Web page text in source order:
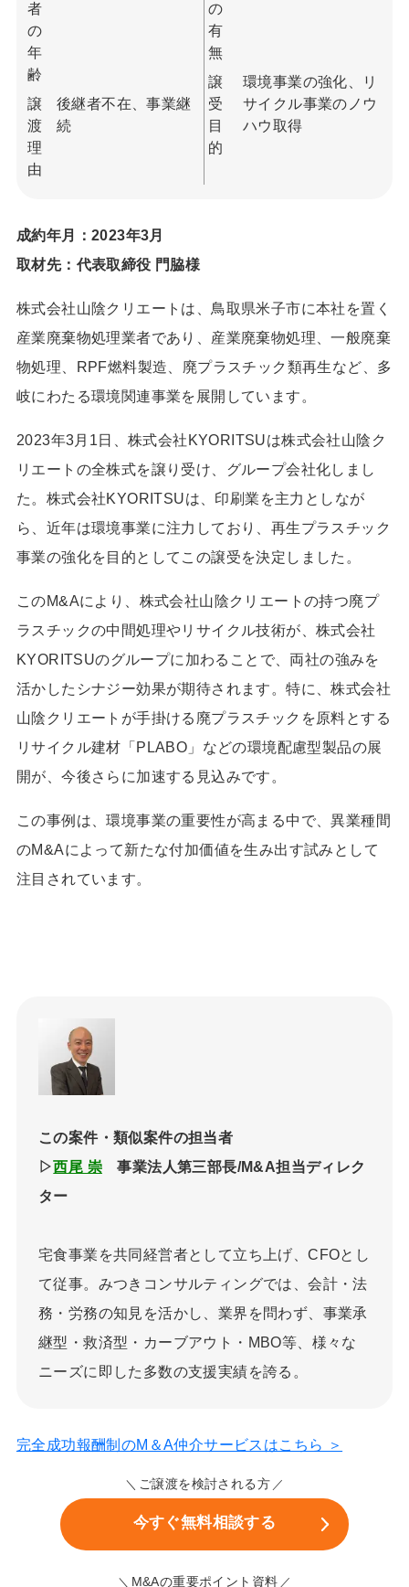
者
の
年
齢
譲
渡
理
由
後継者不在、事業継
続
の
有
無
譲
受
目
的
環境事業の強化、リ
サイクル事業のノウ
ハウ取得
成約年月：2023年3月
取材先：代表取締役 門脇様
株式会社山陰クリエートは、鳥取県米子市に本社を置く
産業廃棄物処理業者であり、産業廃棄物処理、一般廃棄
物処理、
RPF燃料製造、廃プラスチック類再生など、多
岐にわたる環境関連事業を展開しています。
2023年3月 1 日、株式会社 KYORITSUは株式会社山陰ク
リエートの全株式を譲り受け、グループ会社化しまし
た。株式会社KYORITSUは、印刷業を主力としなが
ら、近年は環境事業に注力しており、再生プラスチック
事業の強化を目的としてこの譲受を決定しました。
このM&Aにより、株式会社山陰クリエートの持つ廃プ
ラスチックの中間処理やリサイクル技術が、株式会社
KYORITSUのグループに加わることで、両社の強みを
活かしたシナジー効果が期待されます。特に、株式会社
山陰クリエートが手掛ける廃プラスチックを原料とする
リサイクル建材「 PLABO 」などの環境配慮型製品の展
開が、今後さらに加速する見込みです。
この事例は、環境事業の重要性が高まる中で、異業種間
のM&Aによって新たな付加価値を生み出す試みとして
注目されています。
この案件・類似案件の担当者
▷西尾 崇事業法人第三部長/M&A担当ディレク
ター
宅食事業を共同経営者として立ち上げ、CFOとし
て従事。みつきコンサルティングでは、会計・法
務・労務の知見を活かし、業界を問わず、事業承
継型・救済型・カーブアウト・MBO等、様々な
ニーズに即した多数の支援実績を誇る。
完全成功報酬制のM＆A仲介サービスはこちら ＞
ご譲渡を検討される方
今すぐ無料相談する
M&Aの重要ポイント資料